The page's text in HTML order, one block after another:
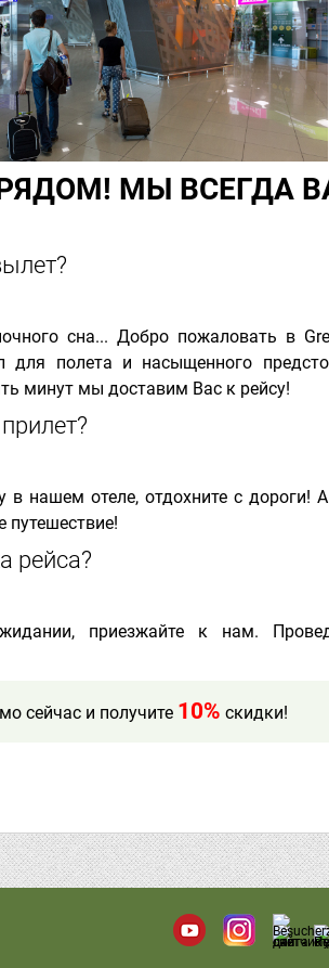
МЫ ВСЕГДА
сна... Добро пожаловать в
для полета и насыщенного
минут мы доставим Вас к рейсу!
в нашем отеле, отдохните с дороги!
путешествие!
рейса?
приезжайте к нам.
сейчас и получите 10% скидки!